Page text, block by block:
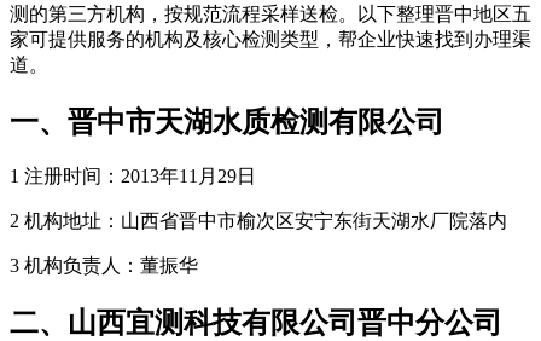
测的第三方机构，按规范流程采样送检。以下整理晋中地区五
家可提供服务的机构及核心检测类型，帮企业快速找到办理渠
道。
一、晋中市天湖水质检测有限公司
1 注册时间：2013年11月29日
2 机构地址：山西省晋中市榆次区安宁东街天湖水厂院落内
3 机构负责人：董振华
二、山西宜测科技有限公司晋中分公司